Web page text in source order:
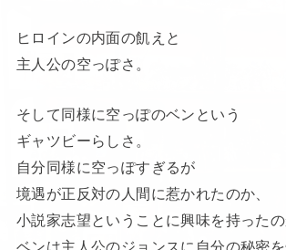
ヒロインの内面の飢えと
主人公の空っぽさ。
そして同様に空っぽのベンという
ギャツビーらしさ。
自分同様に空っぽすぎるが
境遇が正反対の人間に惹かれたのか、
小説家志望ということに興味を持った
ベンは主人公のジョンスに自分の秘密を